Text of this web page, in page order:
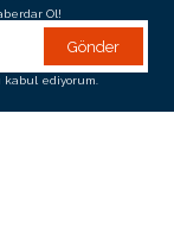
Ol!
Gönder
kabul ediyorum.